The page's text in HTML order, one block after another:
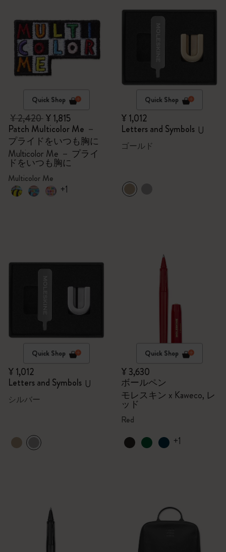
Quick Shop
¥ 2,420¥ 1,815
Patch Multicolor Me －
プライドをいつも胸に
Multicolor Me － プライ
ドをいつも胸に
Multicolor Me
+1
Quick Shop
¥ 1,012
Letters and Symbols U
ゴールド
Quick Shop
¥ 1,012
Letters and Symbols U
シルバー
Quick Shop
¥ 3,630
ボールペン
モレスキン x Kaweco, レ
ッド
Red
+1